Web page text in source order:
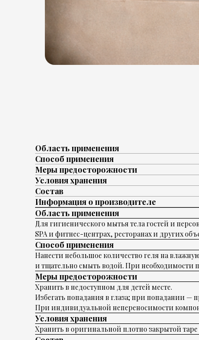
Область применения
Способ применения
Меры предосторожности
Условия хранения
Состав
Информация о производителе
Область применения
Для гигиенического мытья тела гостей и
SPA и фитнес-центрах, ресторанах и других
Способ применения
Нанести небольшое количество геля на
и тщательно смыть водой. При необходимости
Меры предосторожности
Хранить в недоступном для детей месте.
Избегать попадания в глаза; при попадании
При индивидуальной непереносимости
Условия хранения
Хранить в оригинальной плотно закрытой